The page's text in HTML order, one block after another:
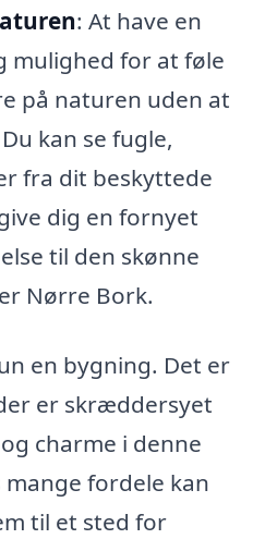
: At have en
mulighed for at føle
på naturen uden at
kan se fugle,
fra dit beskyttede
dig en fornyet
til den skønne
Nørre Bork.
en bygning. Det er
er skræddersyet
charme i denne
fordele kan
til et sted for